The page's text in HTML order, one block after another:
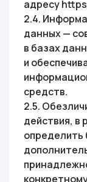
адресу
2.4.
данных —
в базах
и
средств.
2.5.
действия, в
определить